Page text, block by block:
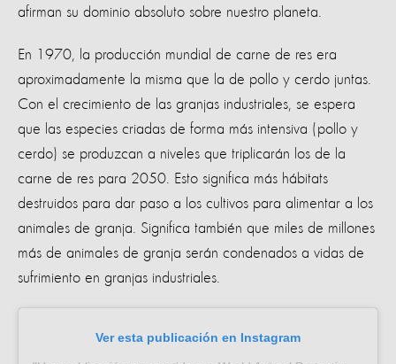
afirman su dominio absoluto sobre nuestro planeta.
En 1970, la producción mundial de carne de res era
aproximadamente la misma que la de pollo y cerdo juntas.
Con el crecimiento de las granjas industriales, se espera
que las especies criadas de forma más intensiva (pollo y
cerdo) se produzcan a niveles que triplicarán los de la
carne de res para 2050. Esto significa más hábitats
destruidos para dar paso a los cultivos para alimentar a los
animales de granja. Significa también que miles de millones
más de animales de granja serán condenados a vidas de
sufrimiento en granjas industriales.
Ver esta publicación en Instagram